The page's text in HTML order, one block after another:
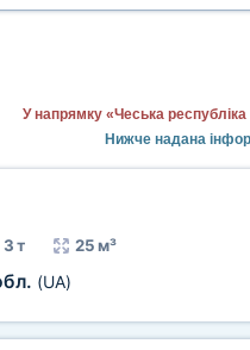
У напрямку «Чеська
Нижче надана
3 т 25 м³
(UA)